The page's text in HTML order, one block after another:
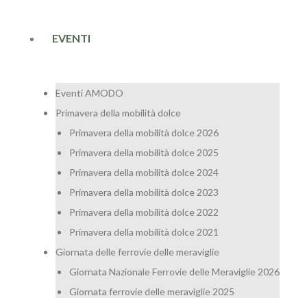
EVENTI
Eventi AMODO
Primavera della mobilità dolce
Primavera della mobilità dolce 2026
Primavera della mobilità dolce 2025
Primavera della mobilità dolce 2024
Primavera della mobilità dolce 2023
Primavera della mobilità dolce 2022
Primavera della mobilità dolce 2021
Giornata delle ferrovie delle meraviglie
Giornata Nazionale Ferrovie delle Meraviglie 2026
Giornata ferrovie delle meraviglie 2025